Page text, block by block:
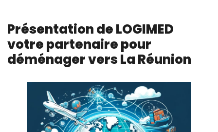
Présentation de LOGIMED
votre partenaire pour
déménager vers La Réunion